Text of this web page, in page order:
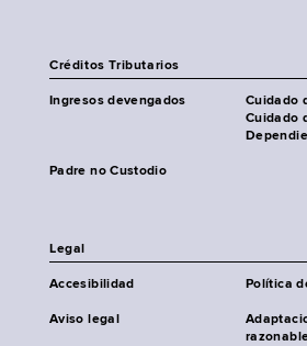
Créditos Tributarios
Ingresos devengados
Cuidado
Cuidado
Padre no Custodio
Legal
Accesibilidad Política
Aviso legal